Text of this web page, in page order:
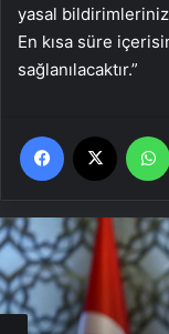
yasal
En kısa süre
sağlanılacaktır.”
Facebook